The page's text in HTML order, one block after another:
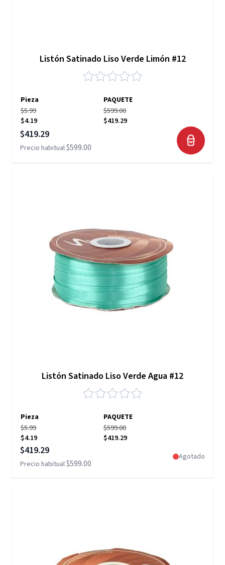
Listón Satinado Liso Verde Limón #12
Pieza
PAQUETE
$5.99
$4.19
$599.00
$419.29
Precio especial
$419.29
Precio habitual$599.00
Listón Satinado Liso Verde Agua #12
Pieza
PAQUETE
$5.99
$4.19
$599.00
$419.29
Precio especial
$419.29
Precio habitual$599.00
Agotado